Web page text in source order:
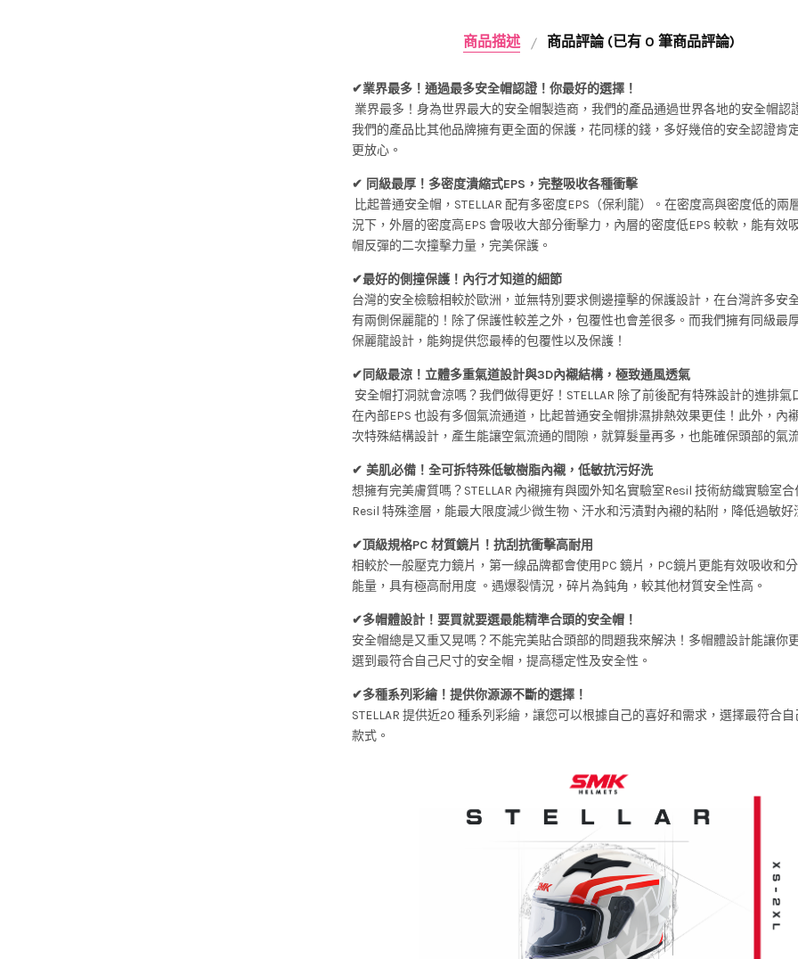
商品描述 商品評論 (已有 0 筆商品評論)
✔業界最多！通過最多安全帽認證！你最好的選擇！
業界最多！身為世界最大的安全帽製造商，我們的產品通過世界各地的安全帽認
我們的產品比其他品牌擁有更全面的保護，花同樣的錢，多好幾倍的安全認證肯
更放心。
✔ 同級最厚！多密度潰縮式EPS，完整吸收各種衝擊
比起普通安全帽，STELLAR 配有多密度EPS（保利龍）。在密度高與密度低的兩
況下，外層的密度高EPS 會吸收大部分衝擊力，內層的密度低EPS 較軟，能有效
帽反彈的二次撞擊力量，完美保護。
✔最好的側撞保護！內行才知道的細節
台灣的安全檢驗相較於歐洲，並無特別要求側邊撞擊的保護設計，在台灣許多安
有兩側保麗龍的！除了保護性較差之外，包覆性也會差很多。而我們擁有同級最
保麗龍設計，能夠提供您最棒的包覆性以及保護！
✔同級最涼！立體多重氣道設計與3D內襯結構，極致通風透氣
安全帽打洞就會涼嗎？我們做得更好！STELLAR 除了前後配有特殊設計的進排氣
在內部EPS 也設有多個氣流通道，比起普通安全帽排濕排熱效果更佳！此外，內
次特殊結構設計，產生能讓空氣流通的間隙，就算髮量再多，也能確保頭部的氣
✔ 美肌必備！全可拆特殊低敏樹脂內襯，低敏抗污好洗
想擁有完美膚質嗎？STELLAR 內襯擁有與國外知名實驗室Resil 技術紡織實驗室合
Resil 特殊塗層，能最大限度減少微生物、汗水和污漬對內襯的粘附，降低過敏好
✔頂級規格PC 材質鏡片！抗刮抗衝擊高耐用
相較於一般壓克力鏡片，第一線品牌都會使用PC 鏡片，PC鏡片更能有效吸收和
能量，具有極高耐用度 。遇爆裂情況，碎片為鈍角，較其他材質安全性高。
✔多帽體設計！要買就要選最能精準合頭的安全帽！
安全帽總是又重又晃嗎？不能完美貼合頭部的問題我來解決！多帽體設計能讓你
選到最符合自己尺寸的安全帽，提高穩定性及安全性。
✔多種系列彩繪！提供你源源不斷的選擇！
STELLAR 提供近20 種系列彩繪，讓您可以根據自己的喜好和需求，選擇最符合自
款式。